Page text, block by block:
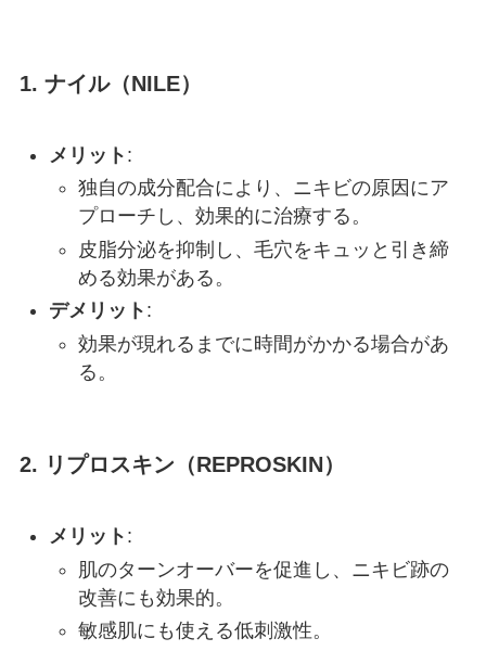
1. ナイル（NILE）
メリット :
独自の成分配合により、ニキビの原因にア
プローチし、効果的に治療する。
皮脂分泌を抑制し、毛穴をキュッと引き締
める効果がある。
デメリット :
効果が現れるまでに時間がかかる場合があ
る。
2. リプロスキン（REPROSKIN）
メリット :
肌のターンオーバーを促進し、ニキビ跡の
改善にも効果的。
敏感肌にも使える低刺激性。